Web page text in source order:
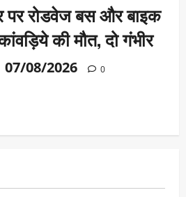
पर रोडवेज बस और बाइक
की मौत, दो गंभीर
07/08/2026 0